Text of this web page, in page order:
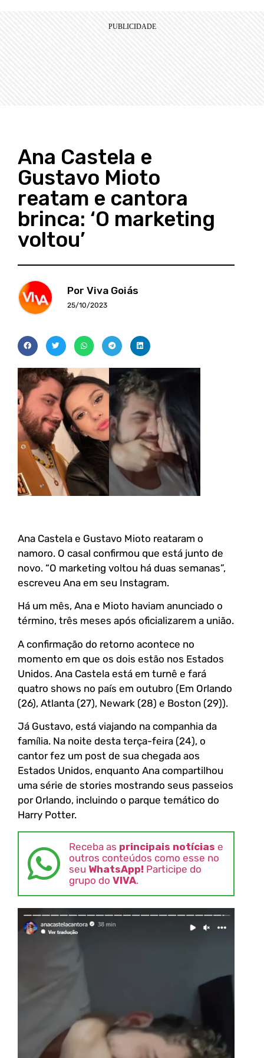
Ana Castela e
Gustavo Mioto
reatam e cantora
brinca: ‘O marketing
voltou’
Por Viva Goiás
25/10/2023
Ana Castela e Gustavo Mioto reataram o
namoro. O casal confirmou que está junto de
novo. “O marketing voltou há duas semanas”,
escreveu Ana em seu Instagram.
Há um mês, Ana e Mioto haviam anunciado o
término, três meses após oficializarem a união.
A confirmação do retorno acontece no
momento em que os dois estão nos Estados
Unidos. Ana Castela está em turnê e fará
quatro shows no país em outubro (Em Orlando
(26), Atlanta (27), Newark (28) e Boston (29)).
Já Gustavo, está viajando na companhia da
família. Na noite desta terça-feira (24), o
cantor fez um post de sua chegada aos
Estados Unidos, enquanto Ana compartilhou
uma série de stories mostrando seus passeios
por Orlando, incluindo o parque temático do
Harry Potter.
Receba as principais notícias e
outros conteúdos como esse no
seu WhatsApp! Participe do
grupo do VIVA.